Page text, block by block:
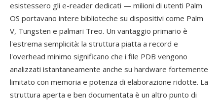
esistessero gli e-reader dedicati — milioni di utenti Palm
OS portavano intere biblioteche su dispositivi come Palm
V, Tungsten e palmari Treo. Un vantaggio primario è
l'estrema semplicità: la struttura piatta a record e
l'overhead minimo significano che i file PDB vengono
analizzati istantaneamente anche su hardware fortemente
limitato con memoria e potenza di elaborazione ridotte. La
struttura aperta e ben documentata è un altro punto di